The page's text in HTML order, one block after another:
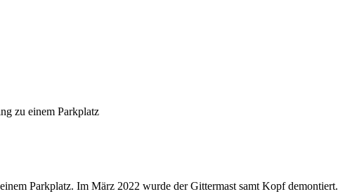
zu einem Parkplatz
Parkplatz. Im März 2022 wurde der Gittermast samt Kopf demontiert.